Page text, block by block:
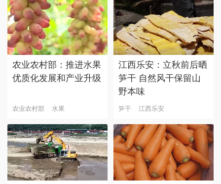
农业农村部：推进水果
优质化发展和产业升级
农业农村部 水果
江西乐安：立秋前后晒
笋干 自然风干保留山
野本味
笋干 江西乐安